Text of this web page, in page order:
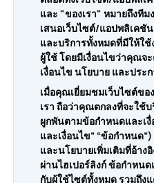
แยกไฟล์ PDF
บีบอัด PDF
แปลงจาก PDF
แปลงไฟล์ PDF เป็น
แปลงเป็น PDF
และ "ของเรา" หมายถึงที
เสนอเว็บไซต์/แอปพลิเคชั
และบริการทั้งหมดที่มีให้ใ
ผู้ใช้ โดยมีเงื่อนไขว่าคุณจ
เงื่อนไข นโยบาย และประ
เมื่อคุณเยี่ยมชมเว็บไซต์ข
เรา ถือว่าคุณตกลงที่จะใช้
ผูกพันตามข้อกำหนดและเ
และเงื่อนไข” “ข้อกำหนด
และนโยบายเพิ่มเติมที่อ้าง
ผ่านไฮเปอร์ลิงก์ ข้อกำหน
กับผู้ใช้ไซต์ทั้งหมด รวมถึง